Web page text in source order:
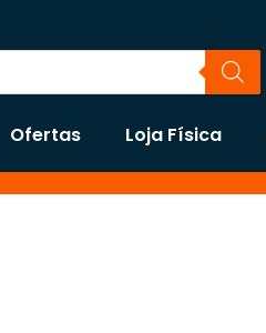
Ofertas Loja Física